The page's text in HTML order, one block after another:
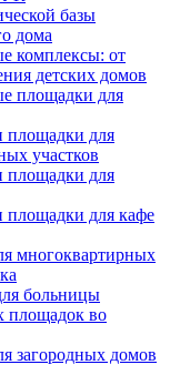
базы
дома
комплексы: от
детских домов
площадки для
площадки для
участков
площадки для
площадки для кафе
многоквартирных
больницы
площадок во
загородных домов